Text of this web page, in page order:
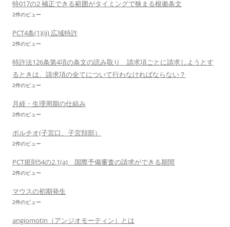
特017の2 補正できる範囲がタイミングで狭まる根拠条文
2件のビュー
PCT4条(1)(ii) 広域特許
2件のビュー
特許法126条第4項の条文の読み取り 請求項ごとに請求しようとす
るときは、請求項の全てについて行わなければならない？
2件のビュー
月経・生理周期の仕組み
2件のビュー
ポルチオ(子宮口、子宮頚部）
2件のビュー
PCT規則54の2.1(a) 国際予備審査の請求ができる期間
2件のビュー
マウスの初期発生
2件のビュー
angiomotin（アンジオモーティン）とは